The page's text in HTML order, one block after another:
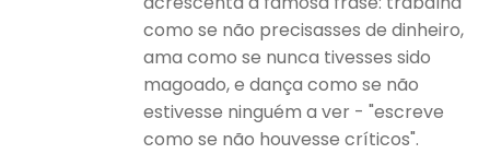
como se não precisasses de dinheiro,
ama como se nunca tivesses sido
magoado, e dança como se não
estivesse ninguém a ver - "escreve
como se não houvesse críticos".